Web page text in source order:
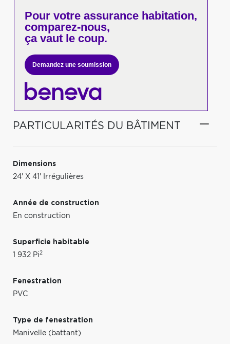
Pour votreassurance habitation,
comparez-nous,
ça vaut le coup.
Demandez une soumission
PARTICULARITÉS DU BÂTIMENT
Dimensions
24' X 41' Irrégulières
Année de construction
En construction
Superficie habitable
1 932 Pi2
Fenestration
PVC
Type de fenestration
Manivelle (battant)